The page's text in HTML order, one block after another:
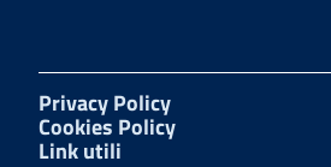
Privacy Policy
Cookies Policy
Link utili